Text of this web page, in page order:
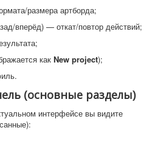
размера артборда;
вперёд) — откат/повтор действий;
как New project);
(основные разделы)
интерфейсе вы видите